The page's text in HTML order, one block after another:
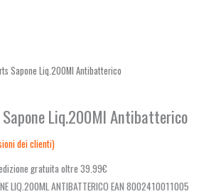
Sapone Liq.200Ml Antibatterico
Liq.200Ml Antibatterico
dei clienti)
gratuita oltre 39.99€
LIQ.200ML ANTIBATTERICO EAN 8002410011005